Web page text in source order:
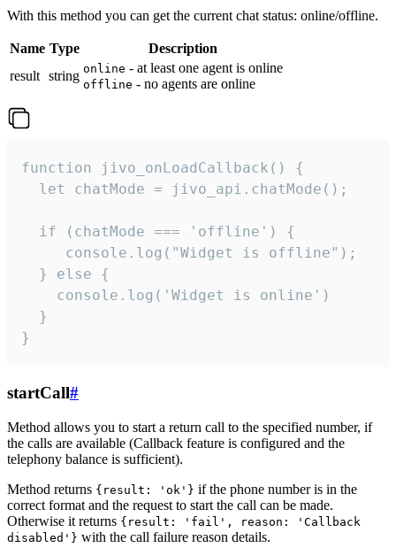
With this method you can get the current chat status: online/offline.
Name Type
Description
result string online - at least one agent is online
offline - no agents are online
function jivo_onLoadCallback() {
  let chatMode = jivo_api.chatMode();
  if (chatMode === 'offline') {
     console.log("Widget is offline");
  } else {
    console.log('Widget is online')
  }
}
startCall#
Method allows you to start a return call to the specified number, if
the calls are available (Callback feature is configured and the
telephony balance is sufficient).
Method returns {result: 'ok'} if the phone number is in the
correct format and the request to start the call can be made.
Otherwise it returns {result: 'fail', reason: 'Callback
disabled'} with the call failure reason details.